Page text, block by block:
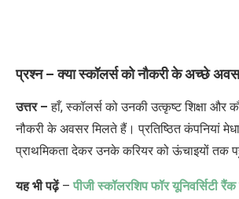
प्रश्न – क्या स्कॉलर्स को नौकरी के अच्छे
उत्तर –हाँ, स्कॉलर्स को उनकी उत्कृष्ट शिक्षा
नौकरी के अवसर मिलते हैं। प्रतिष्ठित कंपनियां
प्राथमिकता देकर उनके करियर को ऊंचाइयों तक
यह भी पढ़ें – पीजी स्कॉलरशिप फॉर यूनिवर्सिटी रैंक